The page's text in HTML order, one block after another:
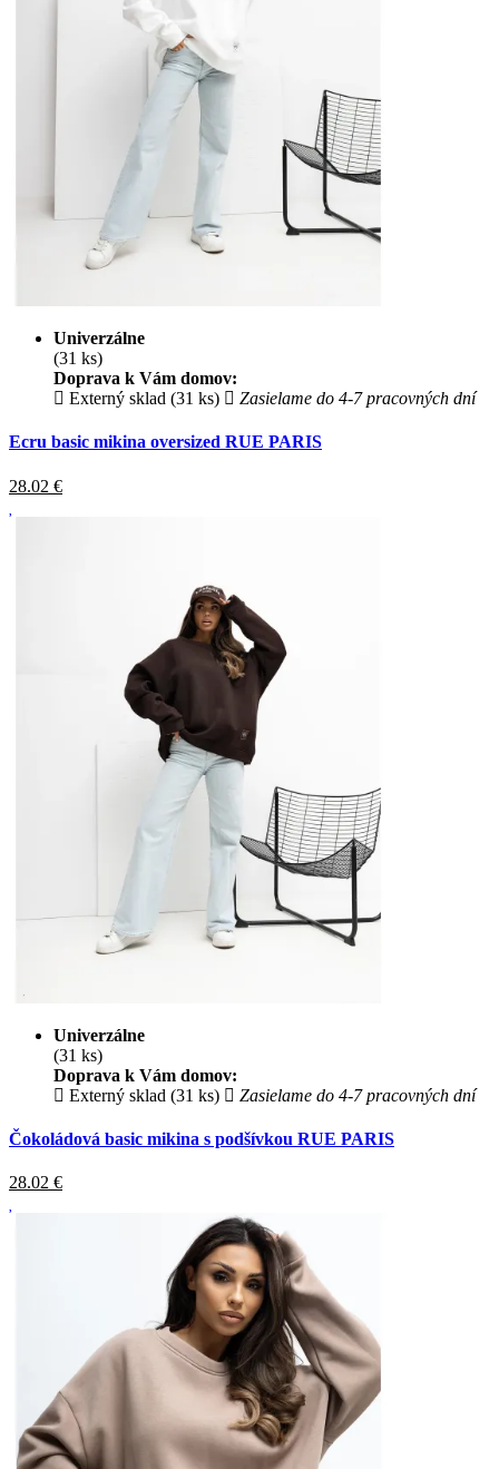
Univerzálne
(31 ks)
Doprava k Vám domov:
Externý sklad (31 ks)
Zasielame do 4-7 pracovných dní
Ecru basic mikina oversized RUE PARIS
28.02 €
Univerzálne
(31 ks)
Doprava k Vám domov:
Externý sklad (31 ks)
Zasielame do 4-7 pracovných dní
Čokoládová basic mikina s podšívkou RUE PARIS
28.02 €